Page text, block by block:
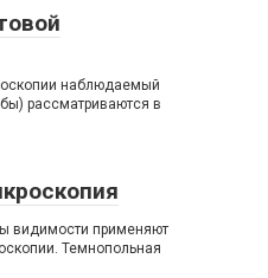
наблюдаемый
рассматриваются в
видимости применяют
Темнопольная